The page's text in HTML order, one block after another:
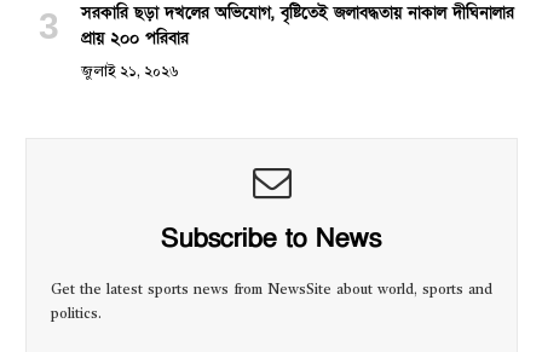
সরকারি ছড়া দখলের অভিযোগ, বৃষ্টিতেই জলাবদ্ধতায় নাকাল দীঘিনালার
প্রায় ২০০ পরিবার
জুলাই ২১, ২০২৬
Subscribe to News
Get the latest sports news from NewsSite about world, sports and
politics.